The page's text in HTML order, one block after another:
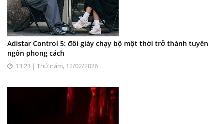
Adistar Control 5: đôi giày chạy bộ một thời trở thành tuyên
ngôn phong cách
13:23 | Thứ năm, 12/02/2026